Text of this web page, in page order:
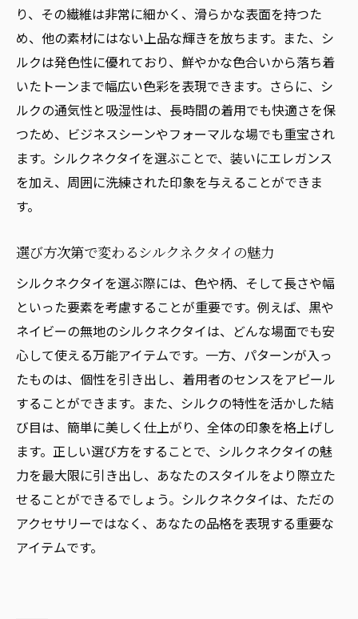
り、その繊維は非常に細かく、滑らかな表面を持つた
め、他の素材にはない上品な輝きを放ちます。また、シ
ルクは発色性に優れており、鮮やかな色合いから落ち着
いたトーンまで幅広い色彩を表現できます。さらに、シ
ルクの通気性と吸湿性は、長時間の着用でも快適さを保
つため、ビジネスシーンやフォーマルな場でも重宝され
ます。シルクネクタイを選ぶことで、装いにエレガンス
を加え、周囲に洗練された印象を与えることができま
す。
選び方次第で変わるシルクネクタイの魅力
シルクネクタイを選ぶ際には、色や柄、そして長さや幅
といった要素を考慮することが重要です。例えば、黒や
ネイビーの無地のシルクネクタイは、どんな場面でも安
心して使える万能アイテムです。一方、パターンが入っ
たものは、個性を引き出し、着用者のセンスをアピール
することができます。また、シルクの特性を活かした結
び目は、簡単に美しく仕上がり、全体の印象を格上げし
ます。正しい選び方をすることで、シルクネクタイの魅
力を最大限に引き出し、あなたのスタイルをより際立た
せることができるでしょう。シルクネクタイは、ただの
アクセサリーではなく、あなたの品格を表現する重要な
アイテムです。